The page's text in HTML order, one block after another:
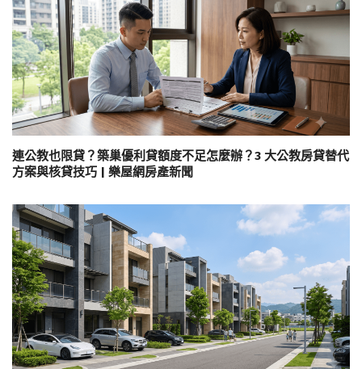
連公教也限貸？築巢優利貸額度不足怎麼辦？3 大公教房貸替代
方案與核貸技巧 | 樂屋網房產新聞